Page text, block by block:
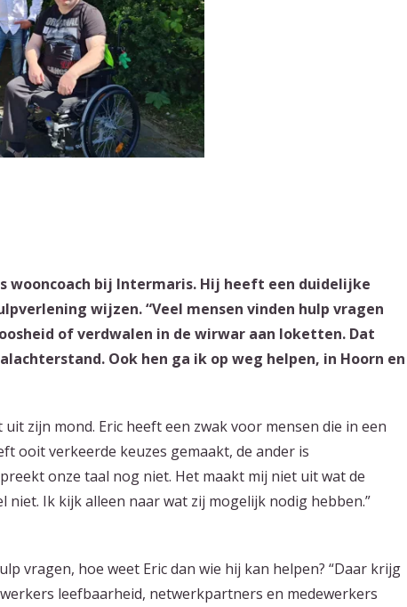
wooncoach bij Intermaris. Hij heeft een duidelijke
wijzen. “Veel mensen vinden hulp vragen
of verdwalen in de wirwar aan loketten. Dat
Ook hen ga ik op weg helpen, in Hoorn en
zijn mond. Eric heeft een zwak voor mensen die in een
ooit verkeerde keuzes gemaakt, de ander is
onze taal nog niet. Het maakt mij niet uit wat de
Ik kijk alleen naar wat zij mogelijk nodig hebben.”
vragen, hoe weet Eric dan wie hij kan helpen? “Daar krijg
leefbaarheid, netwerkpartners en medewerkers